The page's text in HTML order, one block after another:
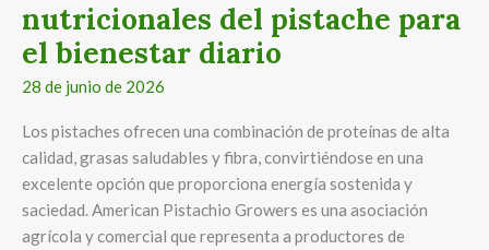
nutricionales del pistache para
el bienestar diario
28 de junio de 2026
Los pistaches ofrecen una combinación de proteínas de alta
calidad, grasas saludables y fibra, convirtiéndose en una
excelente opción que proporciona energía sostenida y
saciedad. American Pistachio Growers es una asociación
agrícola y comercial que representa a productores de
el
bienestar
diario